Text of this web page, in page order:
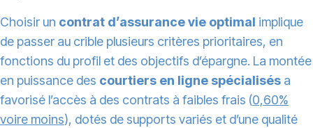
Choisir un contrat d’assurance vie optimal implique
de passer au crible plusieurs critères prioritaires, en
fonctions du profil et des objectifs d’épargne. La montée
en puissance des courtiers en ligne spécialisés a
favorisé l’accès à des contrats à faibles frais (0,60%
voire moins), dotés de supports variés et d’une qualité